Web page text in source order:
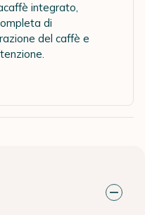
integrato,
di
del caffè e